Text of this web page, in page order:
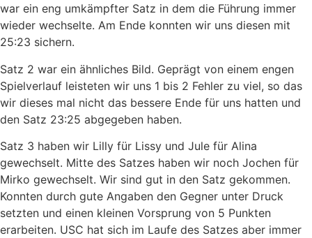
war ein eng umkämpfter Satz in dem die Führung immer
wieder wechselte. Am Ende konnten wir uns diesen mit
25:23 sichern.
Satz 2 war ein ähnliches Bild. Geprägt von einem engen
Spielverlauf leisteten wir uns 1 bis 2 Fehler zu viel, so das
wir dieses mal nicht das bessere Ende für uns hatten und
den Satz 23:25 abgegeben haben.
Satz 3 haben wir Lilly für Lissy und Jule für Alina
gewechselt. Mitte des Satzes haben wir noch Jochen für
Mirko gewechselt. Wir sind gut in den Satz gekommen.
Konnten durch gute Angaben den Gegner unter Druck
setzten und einen kleinen Vorsprung von 5 Punkten
erarbeiten. USC hat sich im Laufe des Satzes aber immer